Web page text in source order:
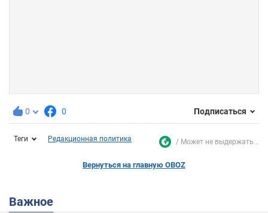
0 0 Подписаться
Теги Редакционная политика Может не выдержать...
Вернуться на главную OBOZ
Важное